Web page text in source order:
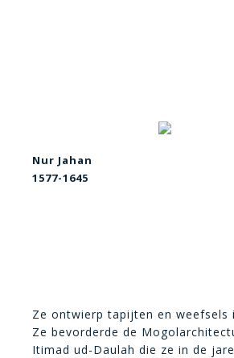
Nur Jahan
1577-1645
Ze ontwierp tapijten en
Ze bevorderde de
Itimad ud-Daulah die ze in de